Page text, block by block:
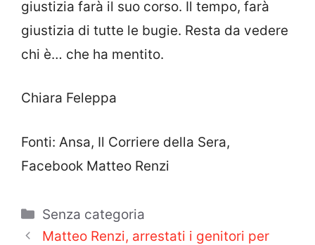
giustizia farà il suo corso. Il tempo, farà
giustizia di tutte le bugie. Resta da vedere
chi è… che ha mentito.
Chiara Feleppa
Fonti: Ansa, Il Corriere della Sera,
Facebook Matteo Renzi
Categorie
Senza categoria
Matteo Renzi, arrestati i genitori per